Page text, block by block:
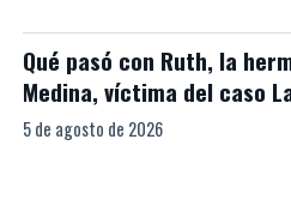
Qué pasó con Ruth, la
Medina, víctima del caso
5 de agosto de 2026